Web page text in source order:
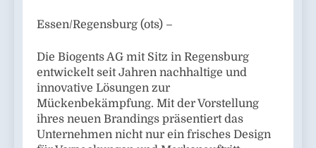
Essen/Regensburg (ots) –
Die Biogents AG mit Sitz in Regensburg
entwickelt seit Jahren nachhaltige und
innovative Lösungen zur
Mückenbekämpfung. Mit der Vorstellung
ihres neuen Brandings präsentiert das
Unternehmen nicht nur ein frisches Design